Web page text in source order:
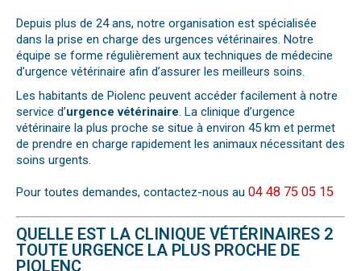
Depuis plus de 24 ans, notre organisation est spécialisée
dans la prise en charge des urgences vétérinaires. Notre
équipe se forme régulièrement aux techniques de médecine
d’urgence vétérinaire afin d’assurer les meilleurs soins.
Les habitants de Piolenc peuvent accéder facilement à notre
service d’urgence vétérinaire. La clinique d’urgence
vétérinaire la plus proche se situe à environ 45 km et permet
de prendre en charge rapidement les animaux nécessitant des
soins urgents.
Pour toutes demandes, contactez-nous au 04 48 75 05 15
QUELLE EST LA CLINIQUE VÉTÉRINAIRES 2
TOUTE URGENCE LA PLUS PROCHE DE
PIOLENC